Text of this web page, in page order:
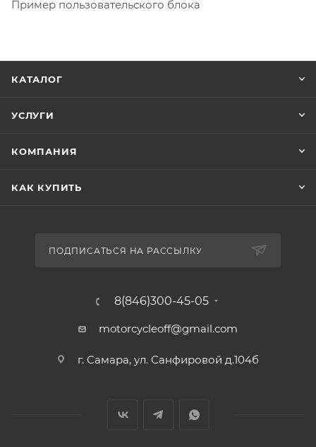
Пример пользовательского блока
КАТАЛОГ
УСЛУГИ
КОМПАНИЯ
КАК КУПИТЬ
ПОДПИСАТЬСЯ НА РАССЫЛКУ
8(846)300-45-05
motorcycleoff@gmail.com
г. Самара, ул. Санфировой д.104б